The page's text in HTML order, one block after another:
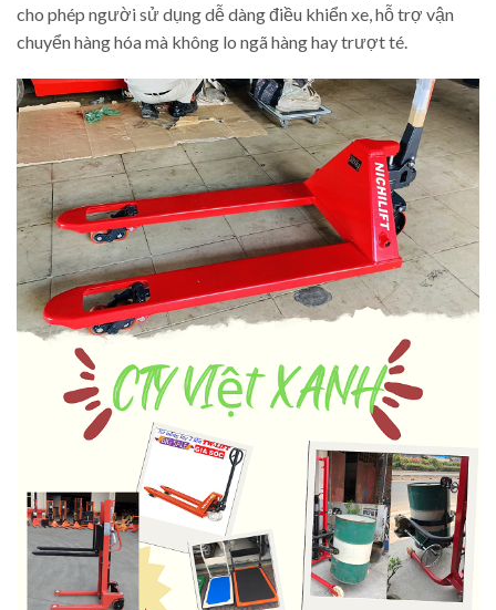
cho phép người sử dụng dễ dàng điều khiển xe, hỗ trợ vận
chuyển hàng hóa mà không lo ngã hàng hay trượt té.